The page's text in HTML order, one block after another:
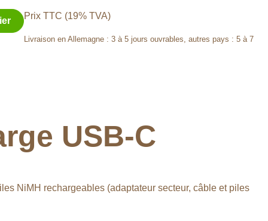
Prix TTC (19% TVA)
Livraison en Allemagne : 3 à 5 jours ouvrables, autres pays : 5 à 7
USB-C
NiMH rechargeables (adaptateur secteur, câble et piles